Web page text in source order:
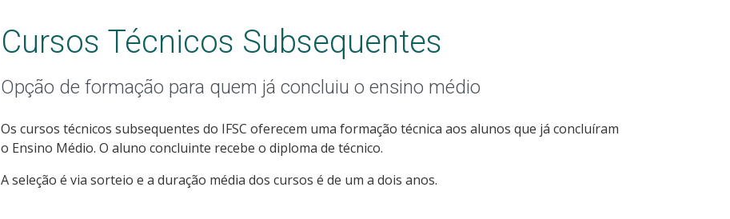
Cursos Técnicos Subsequentes
Opção de formação para quem já concluiu o ensino médio
Os cursos técnicos subsequentes do IFSC oferecem uma formação técnica aos alunos que já concluíram
o Ensino Médio. O aluno concluinte recebe o diploma de técnico.
A seleção é via sorteio e a duração média dos cursos é de um a dois anos.